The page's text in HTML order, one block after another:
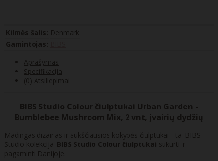
Kilmės šalis: Denmark
Gamintojas:
Aprašymas
Specifikacija
(0) Atsiliepimai
BIBS Studio Colour čiulptukai Urban Garden -
Bumblebee Mushroom Mix, 2 vnt, įvairių dydžių
Madingas dizainas ir aukščiausios kokybės čiulptukai - tai BIBS
Studio kolekcija. BIBS Studio Colour čiulptukai sukurti ir
pagaminti Danijoje.